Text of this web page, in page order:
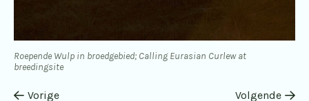
Roepende Wulp in broedgebied; Calling Eurasian Curlew at
breedingsite
Vorige Volgende